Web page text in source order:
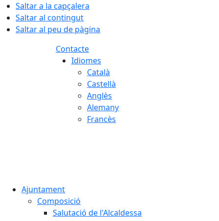
Saltar a la capçalera
Saltar al contingut
Saltar al peu de pàgina
Contacte
Idiomes
Català
Castellà
Anglès
Alemany
Francès
Ajuntament
Composició
Salutació de l'Alcaldessa